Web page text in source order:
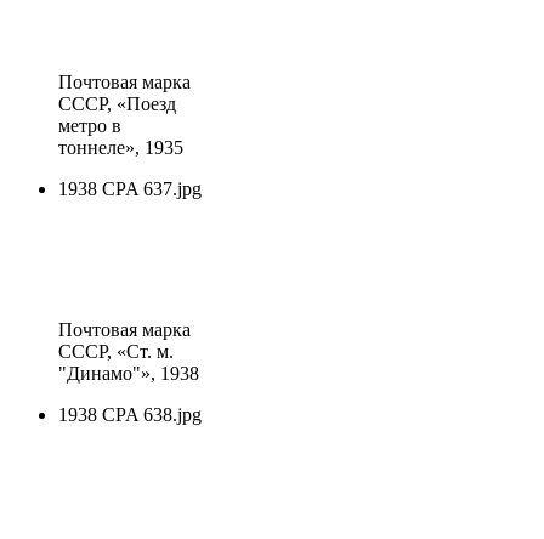
Почтовая марка
СССР, «Поезд
метро в
тоннеле», 1935
1938 CPA 637.jpg
Почтовая марка
СССР, «Ст. м.
"Динамо"», 1938
1938 CPA 638.jpg